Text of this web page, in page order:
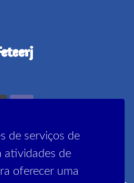
de serviços de
atividades de
oferecer uma
andares - Centro - CEP: 20030-